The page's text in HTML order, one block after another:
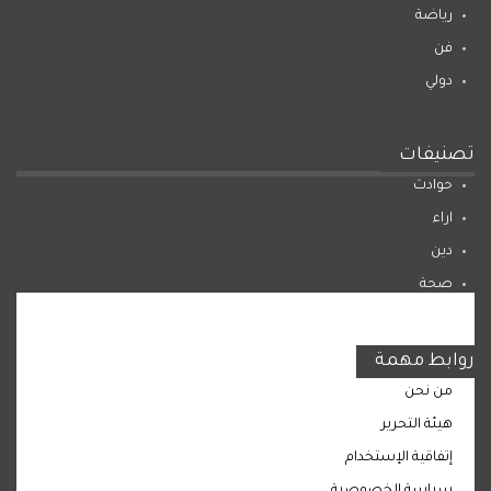
رياضة
فن
دولي
تصنيفات
حوادث
اراء
دين
صحة
روابط مهمة
من نحن
هيئة التحرير
إتفاقية الإستخدام